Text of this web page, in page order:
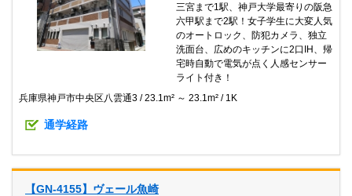
三宮まで1駅、神戸大学最寄りの阪急
六甲駅まで2駅！女子学生に大変人気
のオートロック、防犯カメラ、独立
洗面台、広めのキッチンに2口IH、帰
宅時自動で電気が点く人感センサー
ライト付き！
兵庫県神戸市中央区八雲通3
23.1m² ～ 23.1m² 1K
通学経路
【GN-4155】ヴェール魚崎